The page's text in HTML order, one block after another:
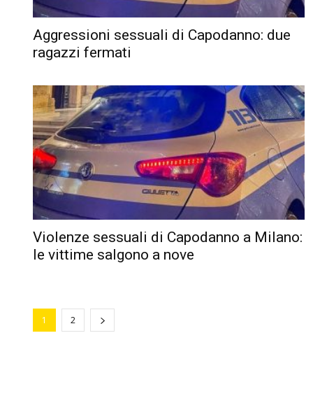
Aggressioni sessuali di Capodanno: due
ragazzi fermati
Violenze sessuali di Capodanno a Milano:
le vittime salgono a nove
1 2